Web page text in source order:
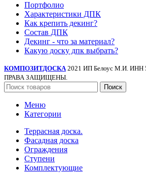
Портфолио
Характеристики ДПК
Как крепить декинг?
Состав ДПК
Декинг - что за материал?
Какую доску дпк выбрать?
КОМПОЗИТДОСКА 2021 ИП Белоус М.И. ИНН
ПРАВА ЗАЩИЩЕНЫ.
Поиск
Меню
Категории
Террасная доска.
Фасадная доска
Ограждения
Ступени
Комплектующие